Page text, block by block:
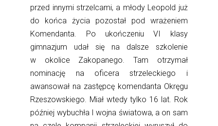
przed innymi strzelcami, a młody Leopold już
do końca życia pozostał pod wrażeniem
Komendanta. Po ukończeniu VI klasy
gimnazjum udał się na dalsze szkolenie
w okolice Zakopanego. Tam otrzymał
nominację na oficera strzeleckiego i
awansował na zastępcę komendanta Okręgu
Rzeszowskiego. Miał wtedy tylko 16 lat. Rok
później wybuchła I wojna światowa, a on sam